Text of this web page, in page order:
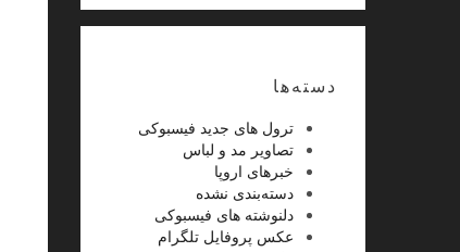
دسته‌ها
ترول های جدید فیسبوکی
تصاویر مد و لباس
خبرهای اروپا
دسته‌بندی نشده
دلنوشته های فیسبوکی
عکس پروفایل تلگرام